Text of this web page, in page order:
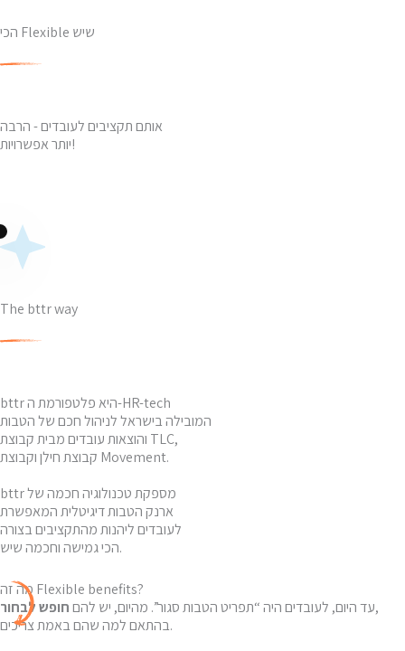
הכי Flexible שיש
אותם תקציבים לעובדים - הרבה
יותר אפשרויות!
The bttr way
bttr היא פלטפורמת ה-HR-tech
המובילה בישראל לניהול חכם של הטבות
והוצאות עובדים מבית קבוצת TLC,
קבוצת חילן וקבוצת Movement.
bttr מספקת טכנולוגיה חכמה של
ארנק הטבות דיגיטלית המאפשרת
לעובדים ליהנות מהתקציבים בצורה
הכי גמישה וחכמה שיש.
מה זה Flexible benefits?
עד היום, לעובדים היה “תפריט הטבות סגור”. מהיום, יש להםחופש לבחור
,
בהתאם למה שהם באמת צריכים.